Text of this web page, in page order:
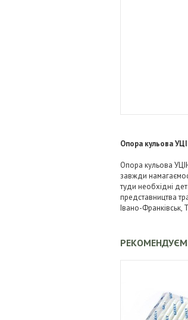
Опора кульова
Опора кульова
завжди
туди необхідні
представництва
Івано-Франківськ,